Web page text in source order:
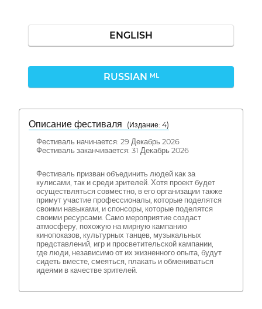
ENGLISH
RUSSIAN ML
Описание фестиваля
( Издание: 4)
Фестиваль начинается: 29 Декабрь 2026
Фестиваль заканчивается: 31 Декабрь 2026
Фестиваль призван объединить людей как за
кулисами, так и среди зрителей. Хотя проект будет
осуществляться совместно, в его организации также
примут участие профессионалы, которые поделятся
своими навыками, и спонсоры, которые поделятся
своими ресурсами. Само мероприятие создаст
атмосферу, похожую на мирную кампанию
кинопоказов, культурных танцев, музыкальных
представлений, игр и просветительской кампании,
где люди, независимо от их жизненного опыта, будут
сидеть вместе, смеяться, плакать и обмениваться
идеями в качестве зрителей.